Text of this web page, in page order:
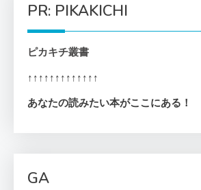
PR: PIKAKICHI
ピカキチ叢書
↑↑↑↑↑↑↑↑↑↑↑↑↑
あなたの読みたい本がここにある！
GA